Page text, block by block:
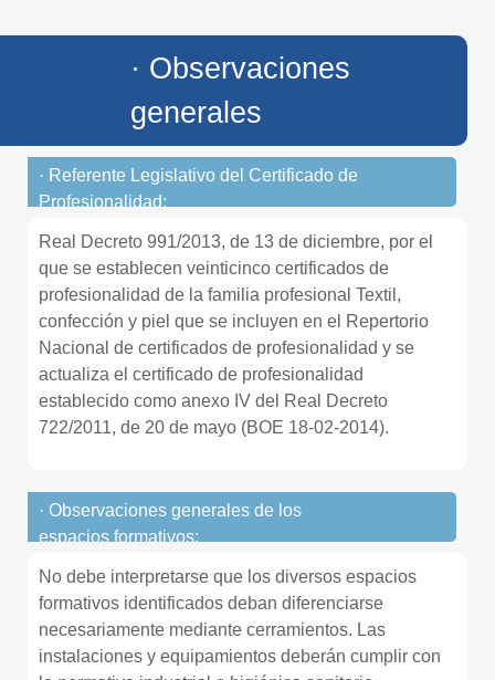
· Observaciones
generales
· Referente Legislativo del Certificado de
Profesionalidad:
Real Decreto 991/2013, de 13 de diciembre, por el
que se establecen veinticinco certificados de
profesionalidad de la familia profesional Textil,
confección y piel que se incluyen en el Repertorio
Nacional de certificados de profesionalidad y se
actualiza el certificado de profesionalidad
establecido como anexo IV del Real Decreto
722/2011, de 20 de mayo (BOE 18-02-2014).
· Observaciones generales de los
espacios formativos:
No debe interpretarse que los diversos espacios
formativos identificados deban diferenciarse
necesariamente mediante cerramientos. Las
instalaciones y equipamientos deberán cumplir con